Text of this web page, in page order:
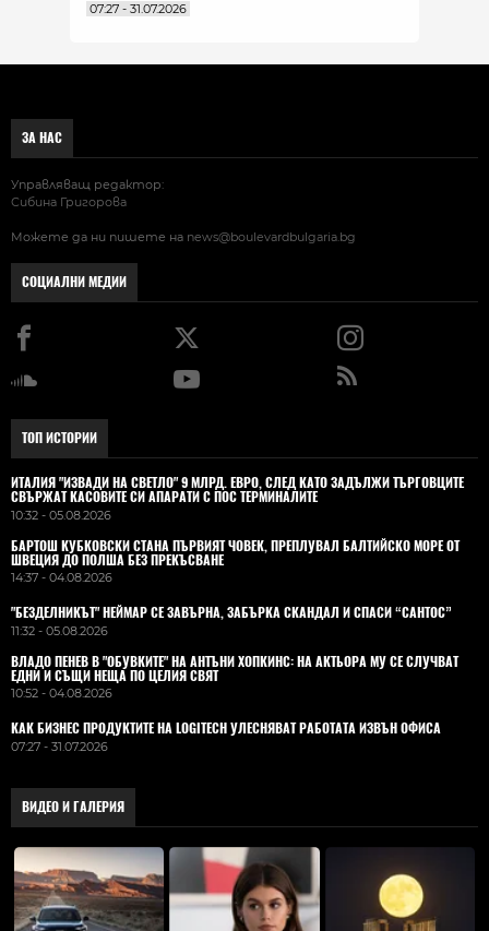
07:27 - 31.07.2026
ЗА НАС
Управляващ редактор:
Сибина Григорова
Можете да ни пишете на news@boulevardbulgaria.bg
СОЦИАЛНИ МЕДИИ
ТОП ИСТОРИИ
ИТАЛИЯ "ИЗВАДИ НА СВЕТЛО" 9 МЛРД. ЕВРО, СЛЕД КАТО ЗАДЪЛЖИ ТЪРГОВЦИТЕ
СВЪРЖАТ КАСОВИТЕ СИ АПАРАТИ С ПОС ТЕРМИНАЛИТЕ
10:32 - 05.08.2026
БАРТОШ КУБКОВСКИ СТАНА ПЪРВИЯТ ЧОВЕК, ПРЕПЛУВАЛ БАЛТИЙСКО МОРЕ ОТ
ШВЕЦИЯ ДО ПОЛША БЕЗ ПРЕКЪСВАНЕ
14:37 - 04.08.2026
"БЕЗДЕЛНИКЪТ" НЕЙМАР СЕ ЗАВЪРНА, ЗАБЪРКА СКАНДАЛ И СПАСИ “САНТОС”
11:32 - 05.08.2026
ВЛАДO ПЕНЕВ В "ОБУВКИТЕ" НА АНТЪНИ ХОПКИНС: НА АКТЬОРА МУ СЕ СЛУЧВАТ
ЕДНИ И СЪЩИ НЕЩА ПО ЦЕЛИЯ СВЯТ
10:52 - 04.08.2026
КАК БИЗНЕС ПРОДУКТИТЕ НА LOGITECH УЛЕСНЯВАТ РАБОТАТА ИЗВЪН ОФИСА
07:27 - 31.07.2026
ВИДЕО И ГАЛЕРИЯ